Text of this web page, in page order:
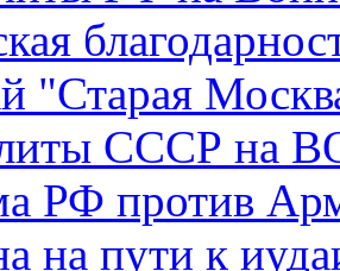
"Старая
СССР на
РФ против
на пути к